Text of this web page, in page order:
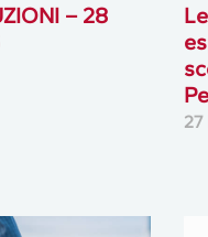
– 28